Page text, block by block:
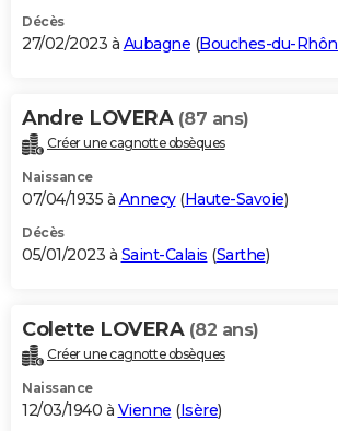
Décès
27/02/2023 à Aubagne (Bouches-du-
Andre LOVERA (87 ans)
Créer une cagnotte obsèques
Naissance
07/04/1935 à Annecy(Haute-Savoie)
Décès
05/01/2023 à Saint-Calais (Sarthe)
Colette LOVERA (82 ans)
Créer une cagnotte obsèques
Naissance
12/03/1940 à Vienne (Isère)